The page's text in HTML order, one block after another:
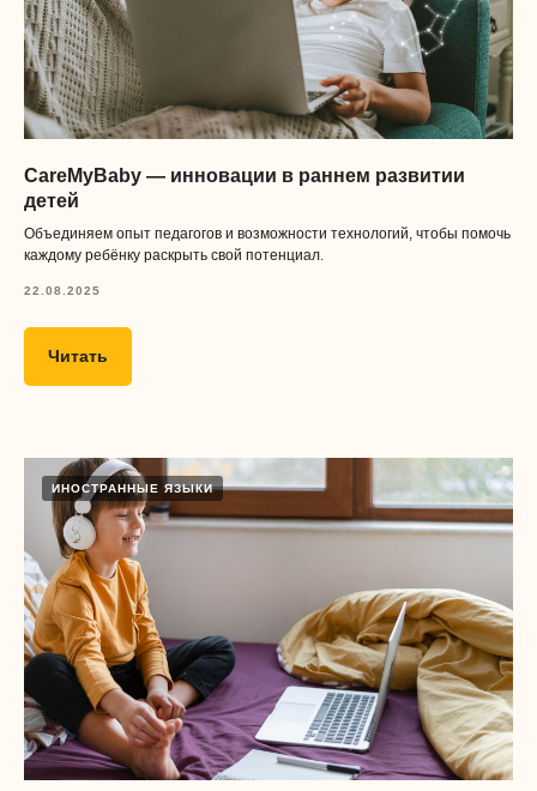
CareMyBaby — инновации в раннем развитии
детей
Объединяем опыт педагогов и возможности технологий, чтобы помочь
каждому ребёнку раскрыть свой потенциал.
22.08.2025
Читать
ИНОСТРАННЫЕ ЯЗЫКИ